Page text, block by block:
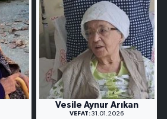
Vesile Aynur Arıkan
VEFAT: 31.01.2026